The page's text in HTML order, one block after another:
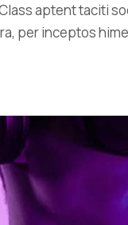
aptent taciti
per inceptos